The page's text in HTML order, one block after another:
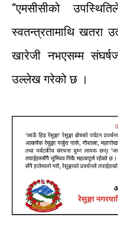
“एमसीसीको
स्वतन्त्रतामाथि खतरा
खारेजी नभएसम्म संघर्ष
उल्लेख गरेको छ ।